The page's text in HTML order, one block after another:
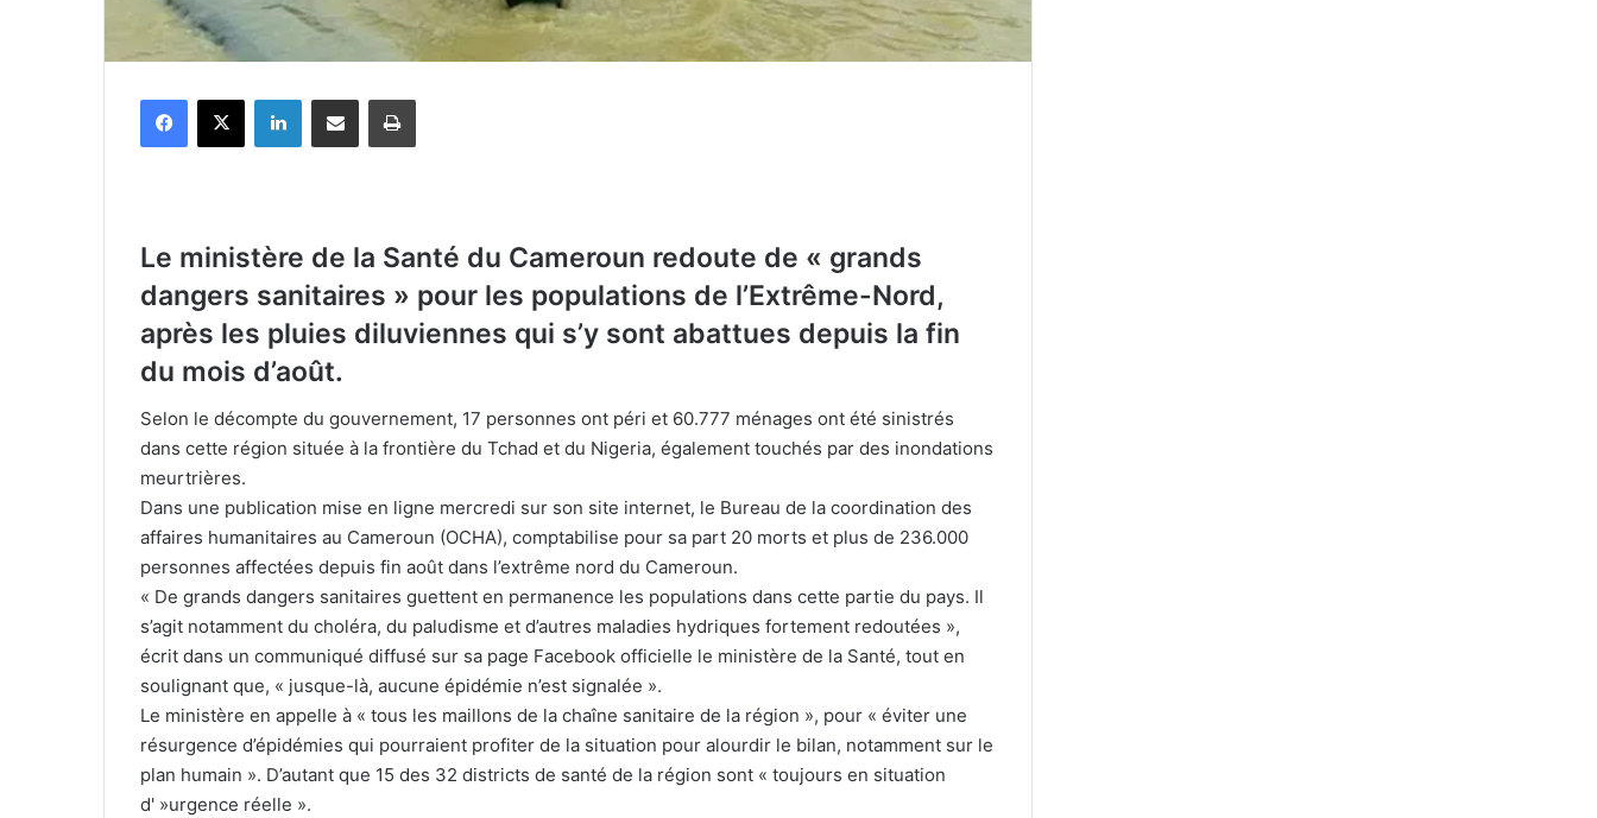
Le ministère de la Santé du Cameroun redoute de « grands
dangers sanitaires » pour les populations de l’Extrême-Nord,
après les pluies diluviennes qui s’y sont abattues depuis la fin
du mois d’août.
Selon le décompte du gouvernement, 17 personnes ont péri et 60.777 ménages ont été sinistrés
dans cette région située à la frontière du Tchad et du Nigeria, également touchés par des inondations
meurtrières.
Dans une publication mise en ligne mercredi sur son site internet, le Bureau de la coordination des
affaires humanitaires au Cameroun (OCHA), comptabilise pour sa part 20 morts et plus de 236.000
personnes affectées depuis fin août dans l’extrême nord du Cameroun.
« De grands dangers sanitaires guettent en permanence les populations dans cette partie du pays. Il
s’agit notamment du choléra, du paludisme et d’autres maladies hydriques fortement redoutées »,
écrit dans un communiqué diffusé sur sa page Facebook officielle le ministère de la Santé, tout en
soulignant que, « jusque-là, aucune épidémie n’est signalée ».
Le ministère en appelle à « tous les maillons de la chaîne sanitaire de la région », pour « éviter une
résurgence d’épidémies qui pourraient profiter de la situation pour alourdir le bilan, notamment sur le
plan humain ». D’autant que 15 des 32 districts de santé de la région sont « toujours en situation
d' »urgence réelle ».